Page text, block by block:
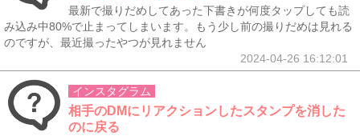
最新で撮りだめしてあった下書きが何度タップしても読
み込み中80%で止まってしまいます。もう少し前の撮りだめは見れる
のですが、最近撮ったやつが見れません
2024-04-26 16:12:01
インスタグラム
相手のDMにリアクションしたスタンプを消した
のに戻る